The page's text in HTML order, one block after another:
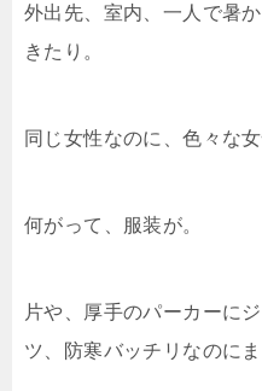
外出先、室内、一人で暑
きたり。
同じ女性なのに、色々な
何がって、服装が。
片や、厚手のパーカーに
ツ、防寒バッチリなのに